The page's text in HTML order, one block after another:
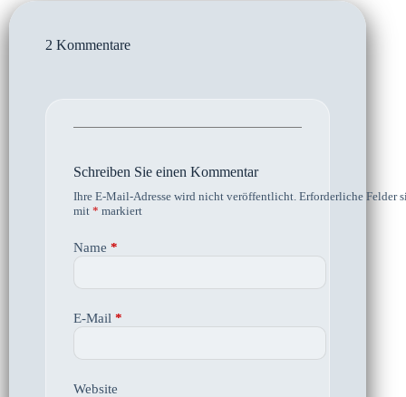
2 Kommentare
Schreiben Sie einen Kommentar
Ihre E-Mail-Adresse wird nicht veröffentlicht. Erforderliche Felder
mit * markiert
Name *
E-Mail *
Website